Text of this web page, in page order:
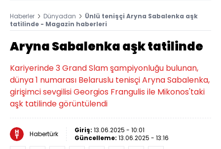
Haberler Dünyadan
Ünlü tenişçi Aryna Sabalenka aşk
tatilinde - Magazin haberleri
Aryna Sabalenka aşk tatilinde
Kariyerinde 3 Grand Slam şampiyonluğu bulunan,
dünya 1 numarası Belaruslu tenisçi Aryna Sabalenka,
girişimci sevgilisi Georgios Frangulis ile Mikonos'taki
aşk tatilinde görüntülendi
Habertürk Giriş: 13.06.2025 - 10:01
Güncelleme: 13.06.2025 - 13:16